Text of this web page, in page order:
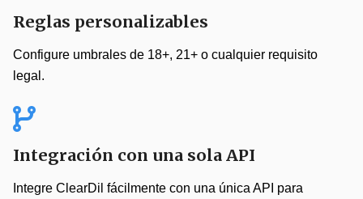
Reglas personalizables
Configure umbrales de 18+, 21+ o cualquier requisito
legal.
Integración con una sola API
Integre ClearDil fácilmente con una única API para